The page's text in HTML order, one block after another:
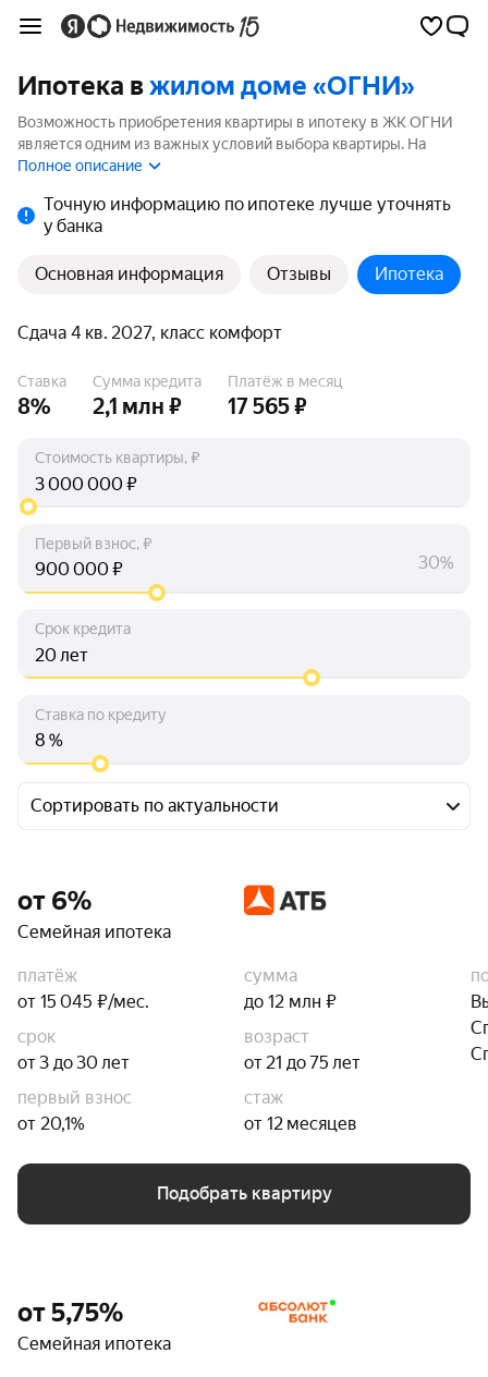
Ипотека вжилом доме «ОГНИ»
Возможность приобретения квартиры в ипотеку в ЖК ОГНИ
является одним из важных условий выбора квартиры. На
странице мы собрали программы кредитования банков для
Полное описание
Точную информацию по ипотеке лучше уточнять
у банка
Основная информация Отзывы Ипотека
Сдача 4 кв. 2027, класс комфорт
Ставка
8%
Сумма кредита
2,1 млн ₽
Платёж в месяц
17 565 ₽
Стоимость квартиры, ₽
₽
Первый взнос, ₽
₽ 30%
Срок кредита
лет
Ставка по кредиту
%
Сортировать по актуальности
от 6%
Семейная ипотека
платёж
от 15 045 ₽/мес.
сумма
до 12 млн ₽
срок
от 3 до 30 лет
возраст
от 21 до 75 лет
первый взнос
от 20,1%
стаж
от 12 месяцев
Подобрать квартиру
от 5,75%
Семейная ипотека